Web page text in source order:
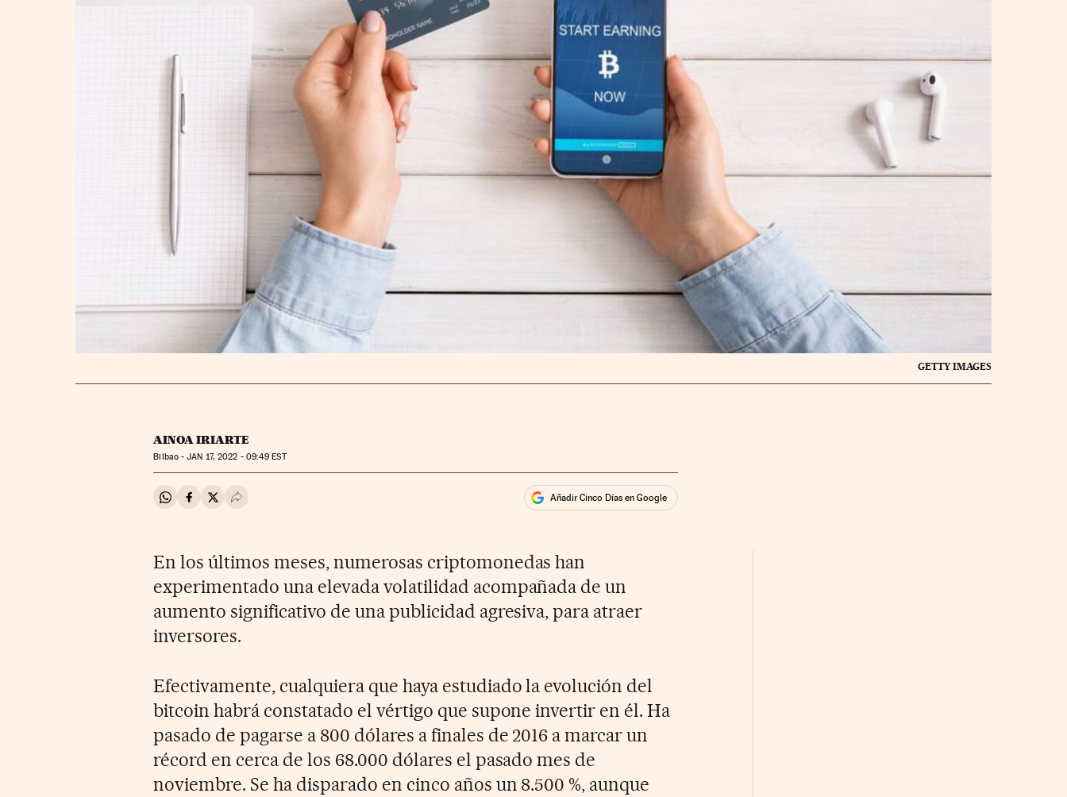
GETTY IMAGES
AINOA IRIARTE
Bilbao -JAN 17, 2022 - 09:49 EST
Compartir en Whatsapp
Compartir en Facebook
Compartir en Twitter
Desplegar Redes Sociales Añadir Cinco Días en Google
En los últimos meses, numerosas criptomonedas han
experimentado una elevada volatilidad acompañada de un
aumento significativo de una publicidad agresiva, para atraer
inversores.
Efectivamente, cualquiera que haya estudiado la evolución del
bitcoin habrá constatado el vértigo que supone invertir en él. Ha
pasado de pagarse a 800 dólares a finales de 2016 a marcar un
récord en cerca de los 68.000 dólares el pasado mes de
noviembre. Se ha disparado en cinco años un 8.500 %, aunque